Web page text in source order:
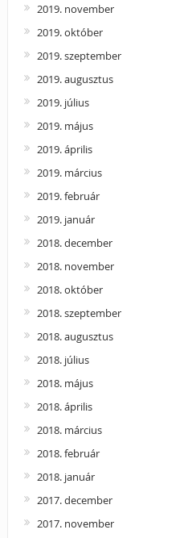
2019. november
2019. október
2019. szeptember
2019. augusztus
2019. július
2019. május
2019. április
2019. március
2019. február
2019. január
2018. december
2018. november
2018. október
2018. szeptember
2018. augusztus
2018. július
2018. május
2018. április
2018. március
2018. február
2018. január
2017. december
2017. november